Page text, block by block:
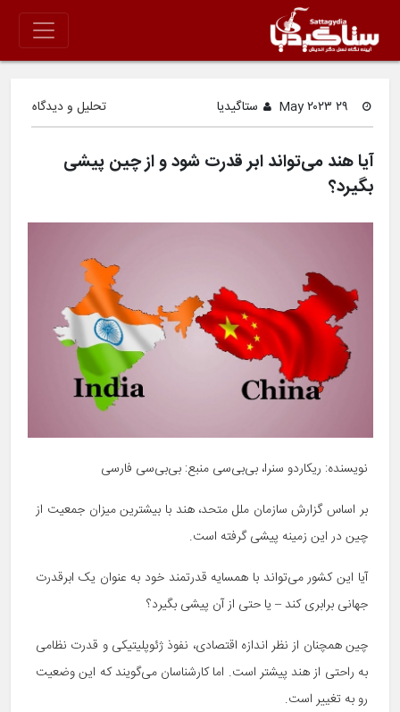
ستاگیدیا تحلیل و دیدگاه
آیا هند می‌تواند ابر قدرت شود و از چین پیشی
بگیرد؟
نویسنده: ریکاردو سنرا، بی‌بی‌سی منبع: بی‌بی‌سی فارسی
بر اساس گزارش سازمان ملل متحد، هند با بیشترین میزان جمعیت از
چین در این زمینه پیشی گرفته است.
آیا این کشور می‌تواند با همسایه قدرتمند خود به عنوان یک ابرقدرت
جهانی برابری کند – یا حتی از آن پیشی بگیرد؟
چین همچنان از نظر اندازه اقتصادی، نفوذ ژئوپلیتیکی و قدرت نظامی
به راحتی از هند پیشتر است. اما کارشناسان می‌گویند که این وضعیت
رو به تغییر است.